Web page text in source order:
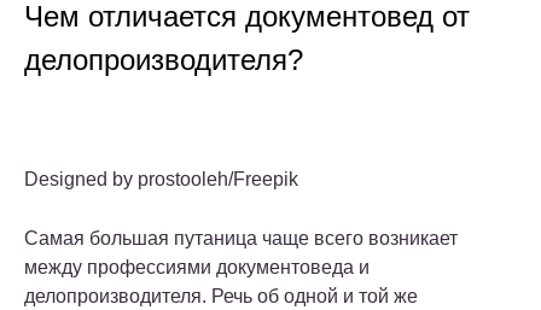
Чем отличается документовед от
делопроизводителя?
Designed by prostooleh/Freepik
Самая большая путаница чаще всего возникает
между профессиями документоведа и
делопроизводителя. Речь об одной и той же